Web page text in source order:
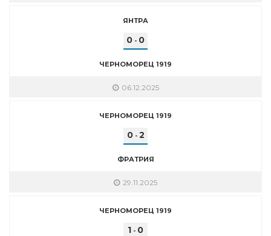
ЯНТРА
0 - 0
ЧЕРНОМОРЕЦ 1919
06.12.2025
ЧЕРНОМОРЕЦ 1919
0- 2
ФРАТРИЯ
29.11.2025
ЧЕРНОМОРЕЦ 1919
1 - 0